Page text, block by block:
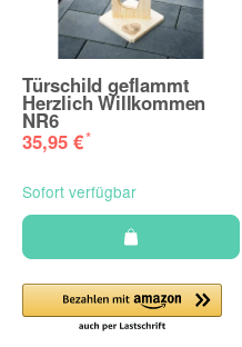
Türschild geflammt
Herzlich Willkommen
NR6
35,95 €*
Sofort verfügbar